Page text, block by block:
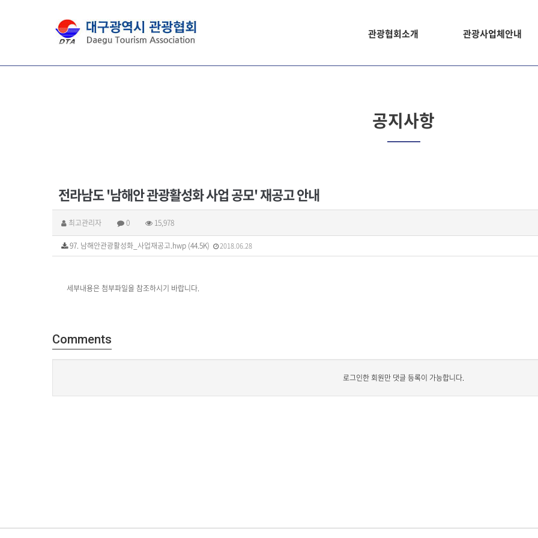
관광협회소개 관광사업체안내
공지사항
전라남도 '남해안 관광활성화 사업 공모' 재공고 안내
최고관리자 0 15,978
97. 남해안관광활성화_사업재공고.hwp (44.5K) 2018.06.28
세부내용은 첨부파일을 참조하시기 바랍니다.
Comments
로그인한 회원만 댓글 등록이 가능합니다.